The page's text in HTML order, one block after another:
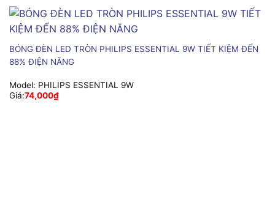
BÓNG ĐÈN LED TRÒN PHILIPS ESSENTIAL 9W TIẾT KIỆM ĐẾN
88% ĐIỆN NĂNG
Model: PHILIPS ESSENTIAL 9W
Giá:74,000₫